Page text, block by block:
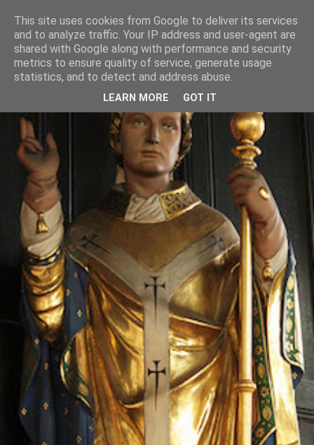
This site uses cookies from Google to deliver its services
and to analyze traffic. Your IP address and user-agent are
shared with Google along with performance and security
metrics to ensure quality of service, generate usage
statistics, and to detect and address abuse.
LEARN MORE GOT IT